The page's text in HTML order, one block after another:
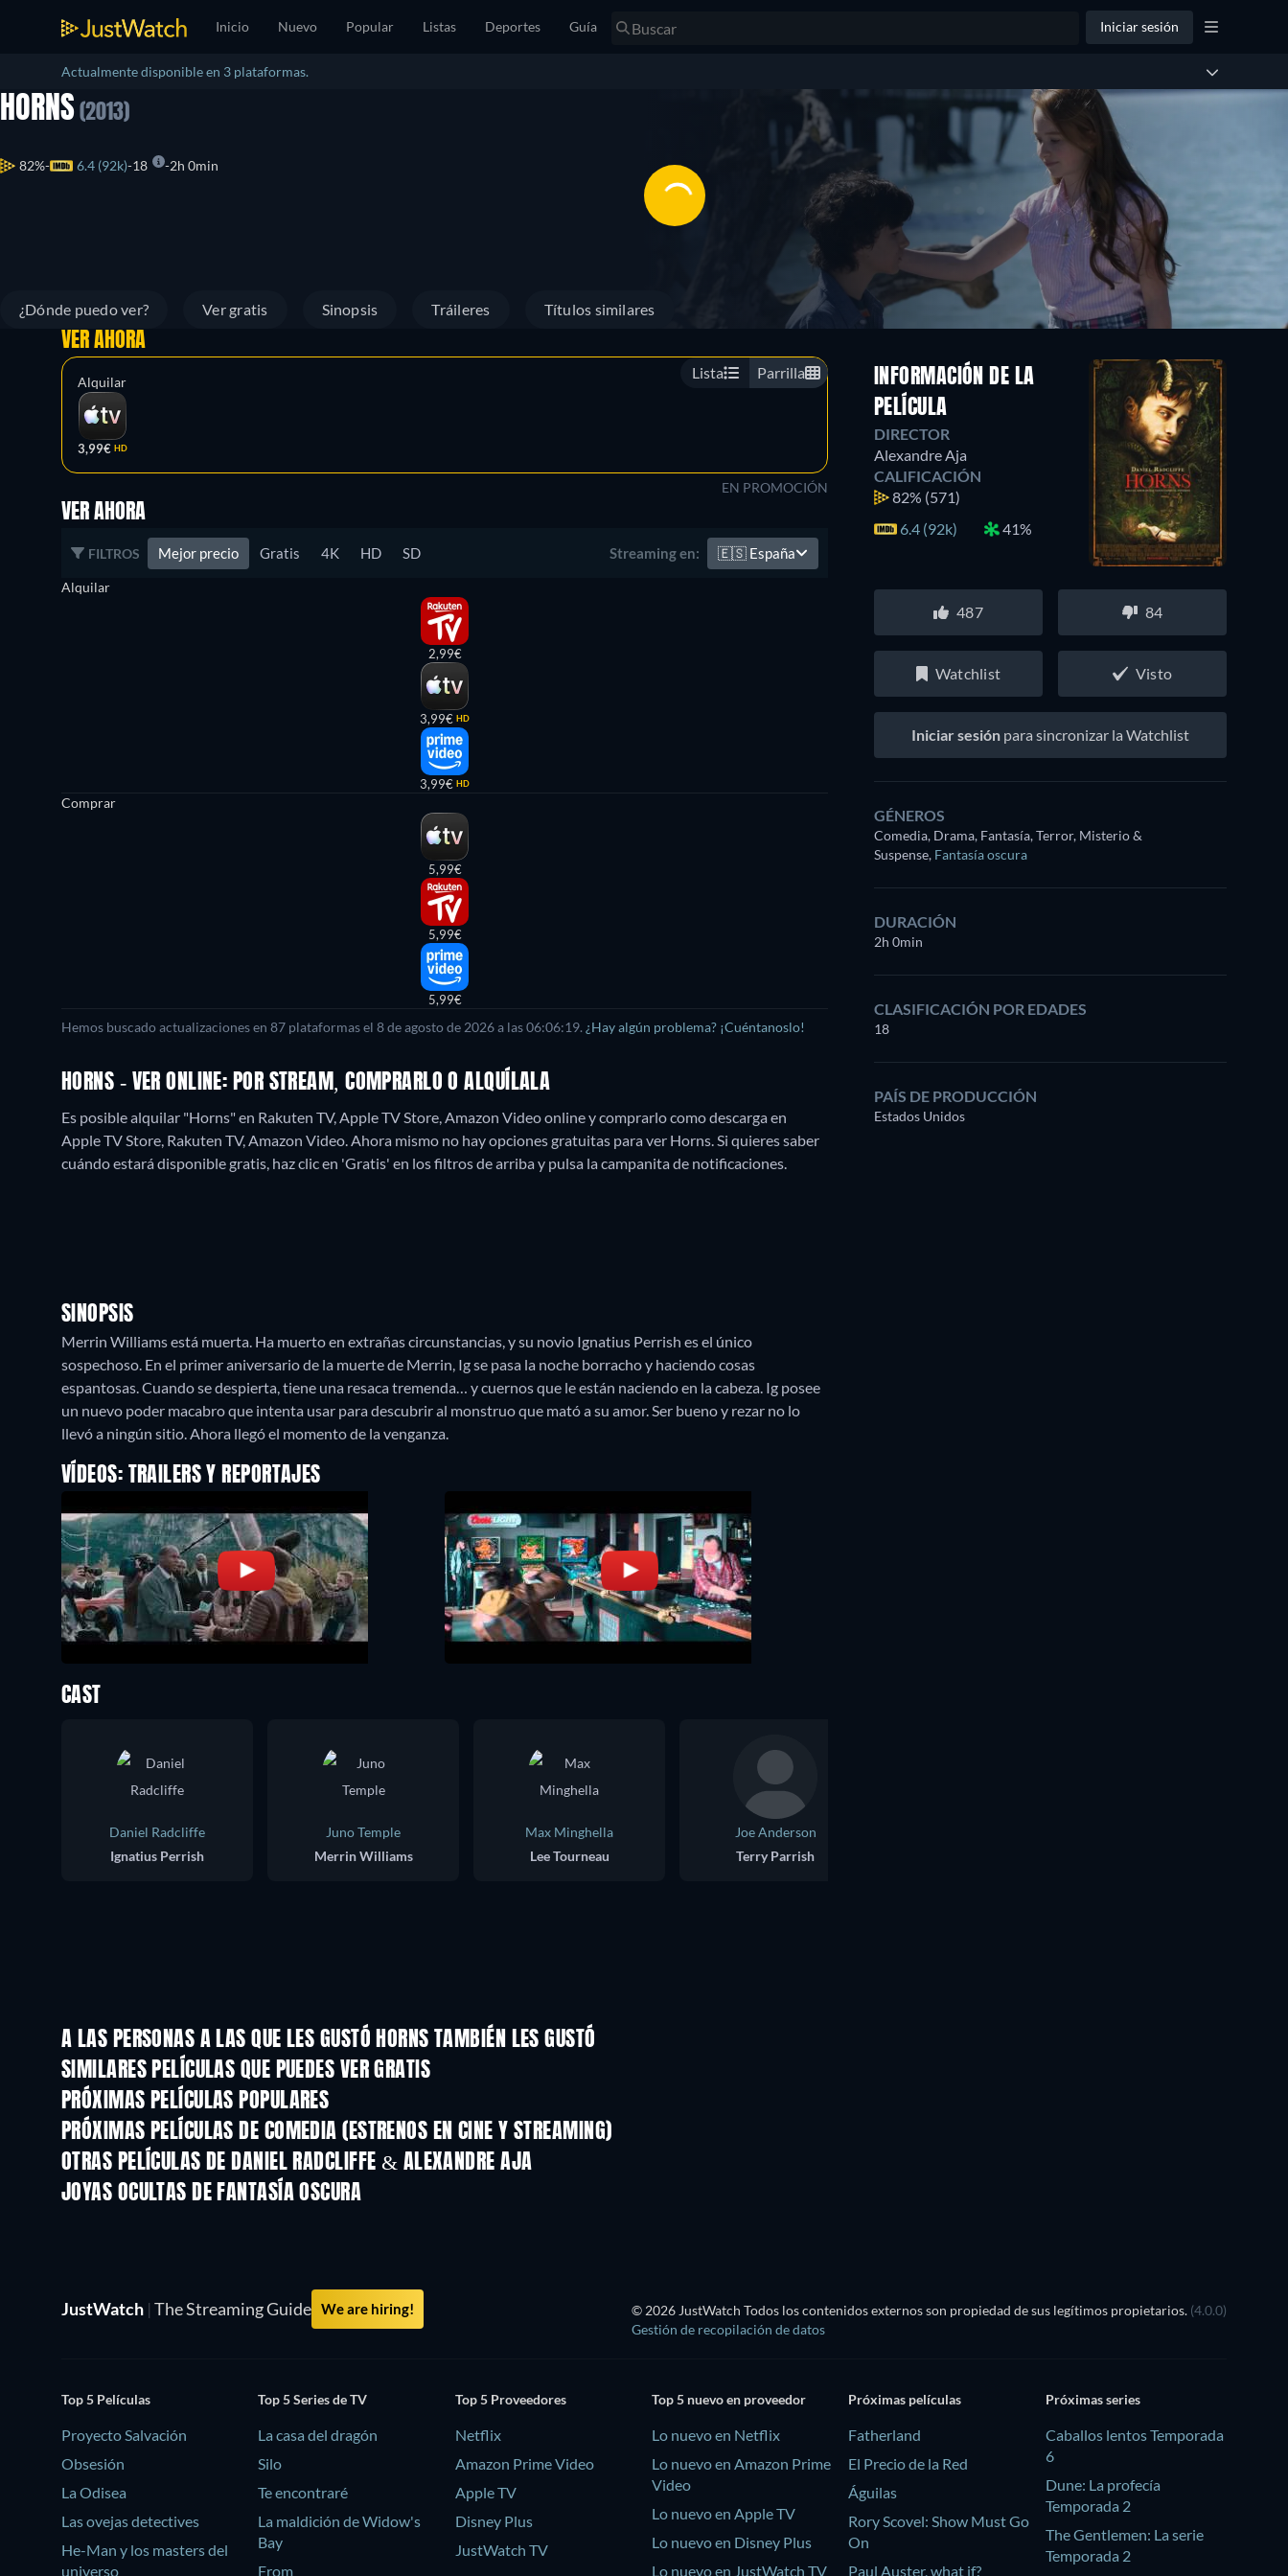
Inicio Nuevo Popular Listas Deportes Guía Iniciar sesión
Actualmente disponible en 3 plataformas.
HORNS (2013)
82% 6.4 (92k) 18 2h 0min
¿Dónde puedo ver? Ver gratis Sinopsis Tráileres Títulos similares
Lista Parrilla
VER AHORA
Alquilar
3,99€ HD
EN PROMOCIÓN
VER AHORA
FILTROS Mejor precio Gratis 4K HD SD Streaming en: 🇪🇸 España
Alquilar
2,99€
3,99€ HD
3,99€ HD
Comprar
5,99€
5,99€
5,99€
Hemos buscado actualizaciones en 87 plataformas el 8 de agosto de 2026a las06:06:19. ¿Hay algún problema? ¡Cuéntanoslo!
HORNS - VER ONLINE: POR STREAM, COMPRARLO O ALQUÍLALA
Es posible alquilar "Horns" en Rakuten TV, Apple TV Store, Amazon Video online y comprarlo como descarga en
Apple TV Store, Rakuten TV, Amazon Video.Ahora mismo no hay opciones gratuitas para ver Horns. Si quieres saber
cuándo estará disponible gratis, haz clic en 'Gratis' en los filtros de arriba y pulsa la campanita de notificaciones.
SINOPSIS
Merrin Williams está muerta. Ha muerto en extrañas circunstancias, y su novio Ignatius Perrish es el único
sospechoso. En el primer aniversario de la muerte de Merrin, Ig se pasa la noche borracho y haciendo cosas
espantosas. Cuando se despierta, tiene una resaca tremenda… y cuernos que le están naciendo en la cabeza. Ig posee
un nuevo poder macabro que intenta usar para descubrir al monstruo que mató a su amor. Ser bueno y rezar no lo
llevó a ningún sitio. Ahora llegó el momento de la venganza.
VÍDEOS: TRAILERS Y REPORTAJES
INFORMACIÓN DE LA
PELÍCULA
DIRECTOR
Alexandre Aja
CALIFICACIÓN
82% (571)
6.4 (92k)
41%
487 84
Watchlist Visto
Iniciar sesión para sincronizar la Watchlist
GÉNEROS
Comedia, Drama, Fantasía, Terror, Misterio &
Suspense, Fantasía oscura
DURACIÓN
2h 0min
CLASIFICACIÓN POR EDADES
18
PAÍS DE PRODUCCIÓN
Estados Unidos
CAST
Daniel Radcliffe
Ignatius Perrish
Juno Temple
Merrin Williams
Max Minghella
Lee Tourneau
Joe Anderson
Terry Parrish
A LAS PERSONAS A LAS QUE LES GUSTÓ HORNS TAMBIÉN LES GUSTÓ
SIMILARES PELÍCULAS QUE PUEDES VER GRATIS
PRÓXIMAS PELÍCULAS POPULARES
PRÓXIMAS PELÍCULAS DE COMEDIA (ESTRENOS EN CINE Y STREAMING)
OTRAS PELÍCULAS DE DANIEL RADCLIFFE & ALEXANDRE AJA
JOYAS OCULTAS DE FANTASÍA OSCURA
JustWatch | The Streaming Guide We are hiring! © 2026 JustWatch Todos los contenidos externos son propiedad de sus legítimos propietarios. (4.0.0)
Gestión de recopilación de datos
Top 5 Películas
Proyecto Salvación
Obsesión
La Odisea
Las ovejas detectives
He-Man y los masters del
universo
Top 5 Series de TV
La casa del dragón
Silo
Te encontraré
La maldición de Widow's
Bay
From
Top 5 Proveedores
Netflix
Amazon Prime Video
Apple TV
Disney Plus
JustWatch TV
Top 5 nuevo en proveedor
Lo nuevo en Netflix
Lo nuevo en Amazon Prime
Video
Lo nuevo en Apple TV
Lo nuevo en Disney Plus
Lo nuevo en JustWatch TV
Próximas películas
Fatherland
El Precio de la Red
Águilas
Rory Scovel: Show Must Go
On
Paul Auster, what if?
Próximas series
Caballos lentos Temporada
6
Dune: La profecía
Temporada 2
The Gentlemen: La serie
Temporada 2